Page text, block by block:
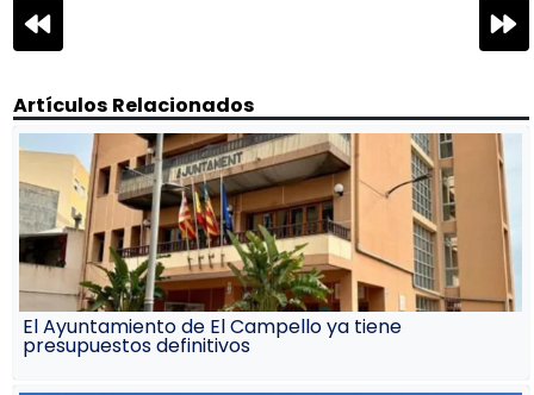
Navegación
de
Artículos Relacionados
El Ayuntamiento de El Campello ya tiene
presupuestos definitivos